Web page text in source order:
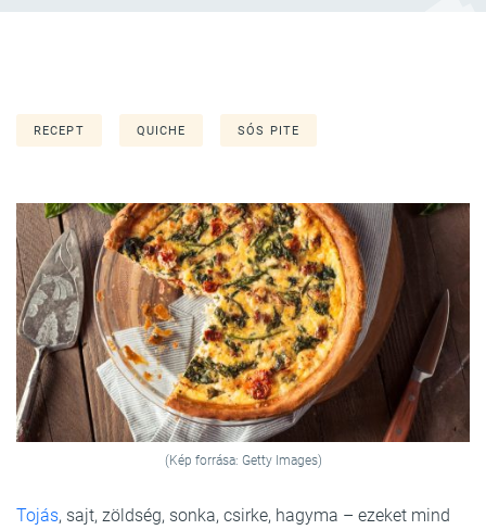
RECEPT QUICHE SÓS PITE
(Kép forrása: Getty Images)
Tojás, sajt, zöldség, sonka, csirke, hagyma – ezeket mind